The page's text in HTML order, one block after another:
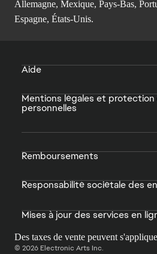
Allemagne, Mexique, Pays-Bas,
Espagne, États-Unis.
Aide
Mentions légales et
personnelles
Remboursements
Responsabilité sociétale des
Mises à jour des services en
Des taxes de vente peuvent
© 2026 Electronic Arts Inc.